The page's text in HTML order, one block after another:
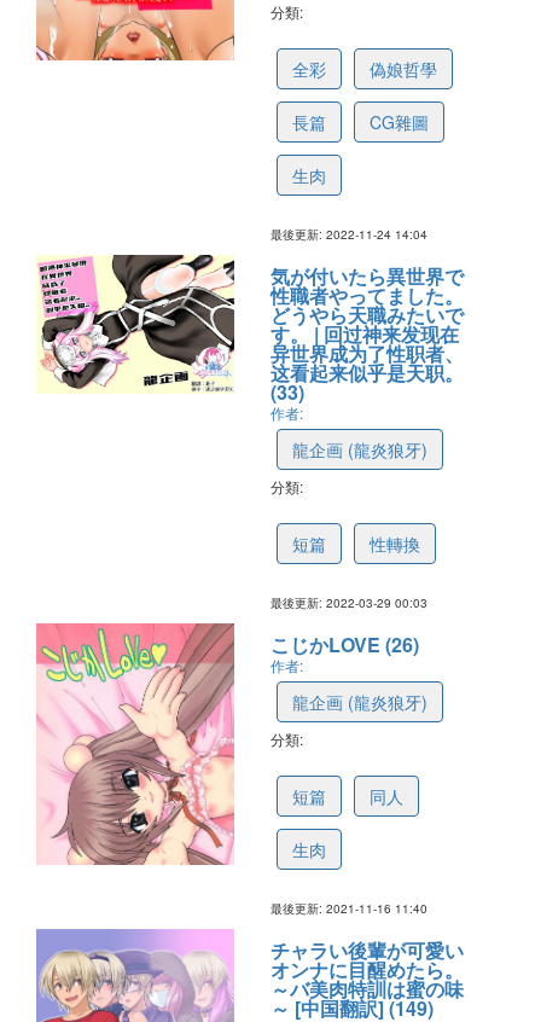
分類:
全彩 偽娘哲學
長篇 CG雜圖
生肉
最後更新: 2022-11-24 14:04
気が付いたら異世界で
性職者やってました。
どうやら天職みたいで
す。 | 回过神来发现在
异世界成为了性职者、
这看起来似乎是天职。
(33)
作者:
龍企画 (龍炎狼牙)
分類:
短篇 性轉換
最後更新: 2022-03-29 00:03
こじかLOVE (26)
作者:
龍企画 (龍炎狼牙)
分類:
短篇 同人
生肉
最後更新: 2021-11-16 11:40
チャラい後輩が可愛い
オンナに目醒めたら。
～バ美肉特訓は蜜の味
～ [中国翻訳] (149)